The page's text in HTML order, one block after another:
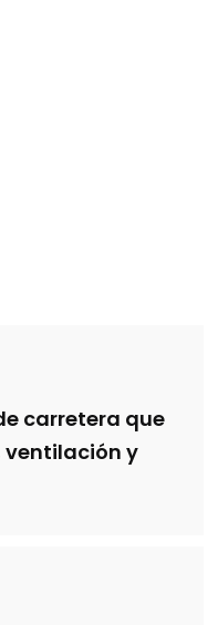
carretera que
ventilación y